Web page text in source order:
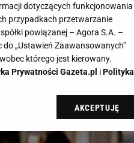
szukać. Oto prezenty
planowałaś ich od
dotyczących funkcjonowania
przypadkach przetwarzanie
powiązanej – Agora S.A. –
„Ustawień Zaawansowanych”
którego jest kierowany.
Prywatności Gazeta.pl iPolityka
Gazeta.pl sp. z o.o., jej
przetwarzania danych poprzez
AKCEPTUJĘ